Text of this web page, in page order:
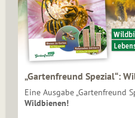
„Gartenfreund Spezial“:
Eine Ausgabe „Gartenfreund
Wildbienen!